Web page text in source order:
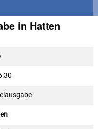
in Hatten